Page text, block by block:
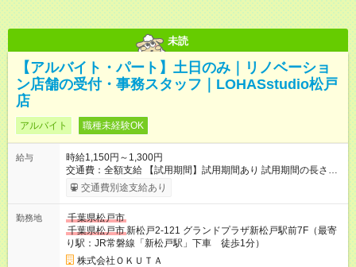
未読
【アルバイト・パート】土日のみ｜リノベーショ
ン店舗の受付・事務スタッフ｜LOHASstudio松戸
店
アルバイト 職種未経験OK
給与
時給1,150円～1,300円
交通費：全額支給 【試用期間】試用期間あり 試用期間の長さ：
3ヶ月 雇用形態、給与は本採用時と同じです。
交通費別途支給あり
勤務地
千葉県松戸市
千葉県松戸市新松戸2-121 グランドプラザ新松戸駅前7F（最寄
り駅：JR常磐線「新松戸駅」下車 徒歩1分）
株式会社ＯＫＵＴＡ